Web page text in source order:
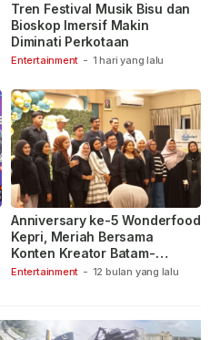
Entertainment - 1 hari yang lalu
Tren Festival Musik Bisu dan
Bioskop Imersif Makin
Diminati Perkotaan
Entertainment - 12 bulan yang lalu
Anniversary ke-5 Wonderfood
Kepri, Meriah Bersama
Konten Kreator Batam-
Tanjungpinang